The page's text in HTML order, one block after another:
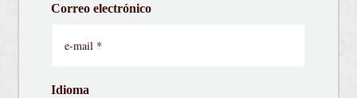
Correo electrónico
Idioma